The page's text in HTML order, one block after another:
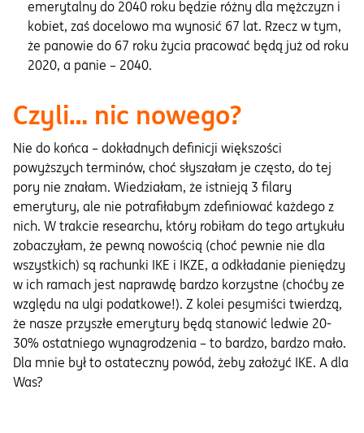
emerytalny do 2040 roku będzie różny dla mężczyzn i
kobiet, zaś docelowo ma wynosić 67 lat. Rzecz w tym,
że panowie do 67 roku życia pracować będą już od roku
2020, a panie – 2040.
Czyli… nic nowego?
Nie do końca – dokładnych definicji większości
powyższych terminów, choć słyszałam je często, do tej
pory nie znałam. Wiedziałam, że istnieją 3 filary
emerytury, ale nie potrafiłabym zdefiniować każdego z
nich. W trakcie researchu, który robiłam do tego artykułu
zobaczyłam, że pewną nowością (choć pewnie nie dla
wszystkich) są rachunki IKE i IKZE, a odkładanie pieniędzy
w ich ramach jest naprawdę bardzo korzystne (choćby ze
względu na ulgi podatkowe!). Z kolei pesymiści twierdzą,
że nasze przyszłe emerytury będą stanowić ledwie 20-
30% ostatniego wynagrodzenia – to bardzo, bardzo mało.
Dla mnie był to ostateczny powód, żeby założyć IKE. A dla
Was?